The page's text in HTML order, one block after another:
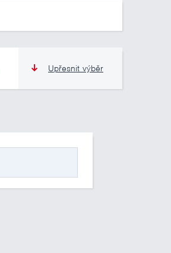
Upřesnit výběr